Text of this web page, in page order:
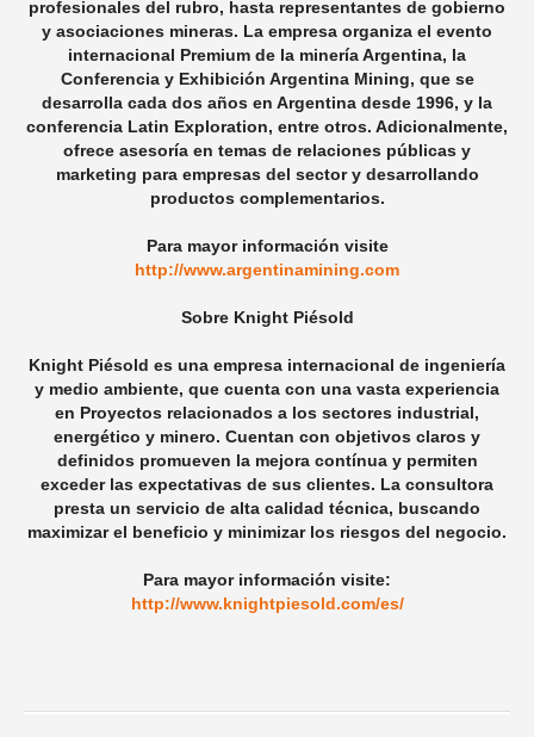
profesionales del rubro, hasta representantes de gobierno
y asociaciones mineras. La empresa organiza el evento
internacional Premium de la minería Argentina, la
Conferencia y Exhibición Argentina Mining, que se
desarrolla cada dos años en Argentina desde 1996, y la
conferencia Latin Exploration, entre otros. Adicionalmente,
ofrece asesoría en temas de relaciones públicas y
marketing para empresas del sector y desarrollando
productos complementarios.
Para mayor información visite
http://www.argentinamining.com
Sobre Knight Piésold
Knight Piésold es una empresa internacional de ingeniería
y medio ambiente, que cuenta con una vasta experiencia
en Proyectos relacionados a los sectores industrial,
energético y minero. Cuentan con objetivos claros y
definidos promueven la mejora contínua y permiten
exceder las expectativas de sus clientes. La consultora
presta un servicio de alta calidad técnica, buscando
maximizar el beneficio y minimizar los riesgos del negocio.
Para mayor información visite:
http://www.knightpiesold.com/es/